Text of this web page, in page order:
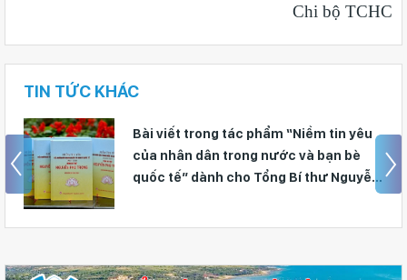
Chi bộ TCHC
TIN TỨC KHÁC
Bài viết trong tác phẩm “Niềm tin yêu
của nhân dân trong nước và bạn bè
quốc tế” dành cho Tổng Bí thư Nguyễn